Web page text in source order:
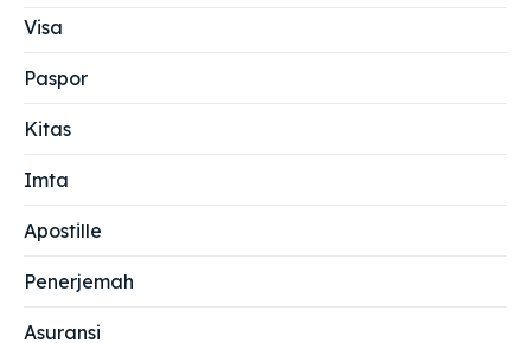
Visa
Paspor
Kitas
Imta
Apostille
Penerjemah
Asuransi